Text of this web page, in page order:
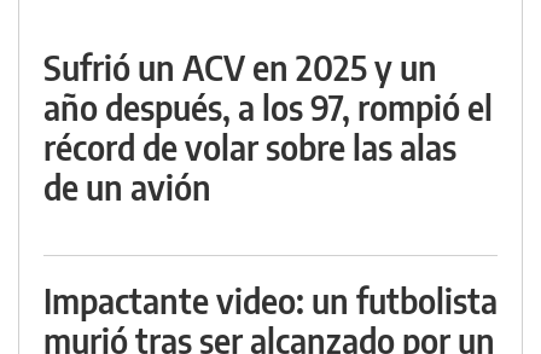
Sufrió un ACV en 2025 y un
año después, a los 97, rompió el
récord de volar sobre las alas
de un avión
Impactante video: un futbolista
murió tras ser alcanzado por un